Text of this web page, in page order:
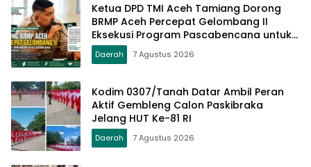
Ketua DPD TMI Aceh Tamiang Dorong
BRMP Aceh Percepat Gelombang II
Eksekusi Program Pascabencana untuk
Petani
Daerah 7 Agustus 2026
Kodim 0307/Tanah Datar Ambil Peran
Aktif Gembleng Calon Paskibraka
Jelang HUT Ke-81 RI
Daerah 7 Agustus 2026